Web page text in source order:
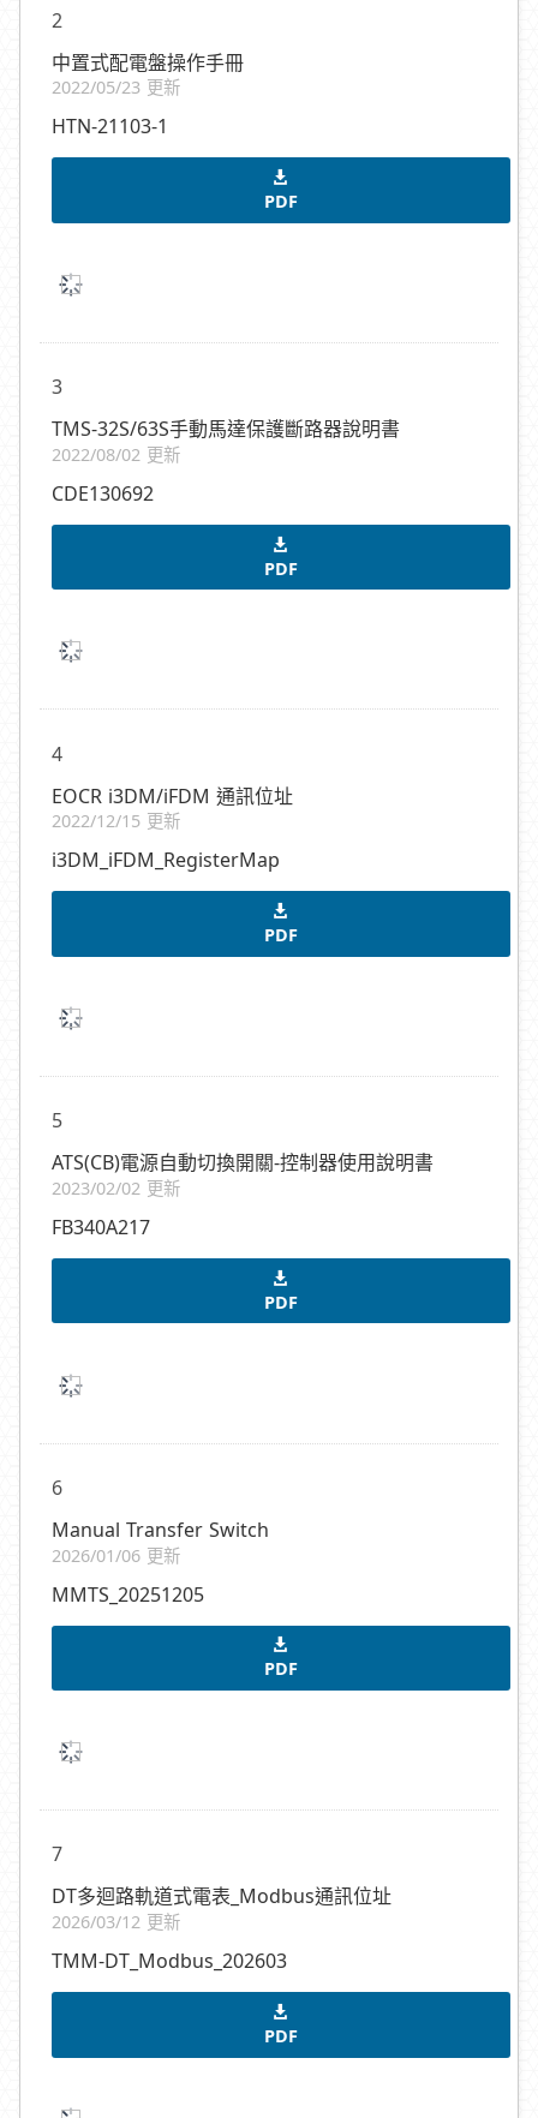
2
中置式配電盤操作手冊
2022/05/23 更新
HTN-21103-1
PDF
3
TMS-32S/63S手動馬達保護斷路器說明書
2022/08/02 更新
CDE130692
PDF
4
EOCR i3DM/iFDM 通訊位址
2022/12/15 更新
i3DM_iFDM_RegisterMap
PDF
5
ATS(CB)電源自動切換開關-控制器使用說明書
2023/02/02 更新
FB340A217
PDF
6
Manual Transfer Switch
2026/01/06 更新
MMTS_20251205
PDF
7
DT多迴路軌道式電表_Modbus通訊位址
2026/03/12 更新
TMM-DT_Modbus_202603
PDF